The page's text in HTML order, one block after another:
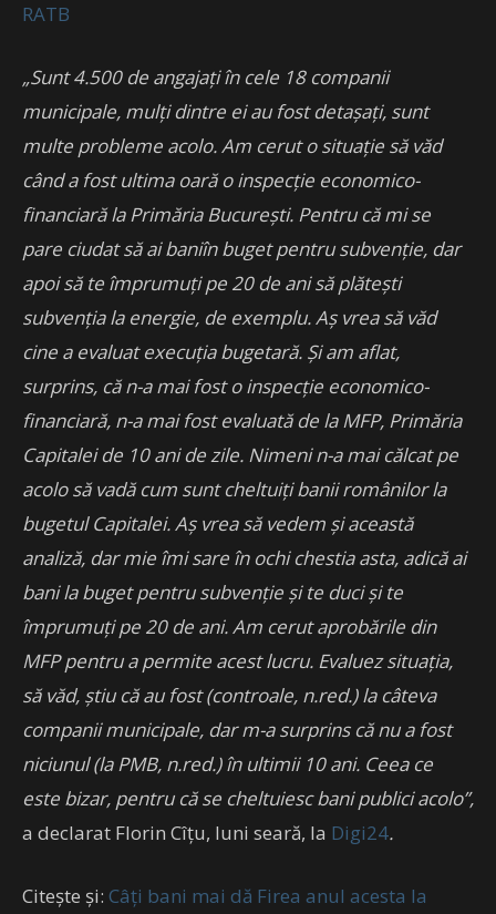
RATB
„Sunt 4.500 de angajați în cele 18 companii
municipale, mulți dintre ei au fost detașați, sunt
multe probleme acolo. Am cerut o situație să văd
când a fost ultima oară o inspecție economico-
financiară la Primăria București. Pentru că mi se
pare ciudat să ai baniîn buget pentru subvenție, dar
apoi să te împrumuți pe 20 de ani să plătești
subvenția la energie, de exemplu. Aș vrea să văd
cine a evaluat execuția bugetară. Și am aflat,
surprins, că n-a mai fost o inspecție economico-
financiară, n-a mai fost evaluată de la MFP, Primăria
Capitalei de 10 ani de zile. Nimeni n-a mai călcat pe
acolo să vadă cum sunt cheltuiți banii românilor la
bugetul Capitalei. Aș vrea să vedem și această
analiză, dar mie îmi sare în ochi chestia asta, adică ai
bani la buget pentru subvenție și te duci și te
împrumuți pe 20 de ani. Am cerut aprobările din
MFP pentru a permite acest lucru. Evaluez situația,
să văd, știu că au fost (controale, n.red.) la câteva
companii municipale, dar m-a surprins că nu a fost
niciunul (la PMB, n.red.) în ultimii 10 ani. Ceea ce
este bizar, pentru că se cheltuiesc bani publici acolo”,
a declarat Florin Cîțu, luni seară, la Digi24.
Citește și: Câți bani mai dă Firea anul acesta la